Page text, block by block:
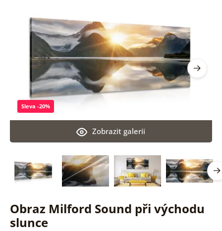
Obraz Milford Sound při východu
slunce
Zobrazit galerii
Sleva -20%